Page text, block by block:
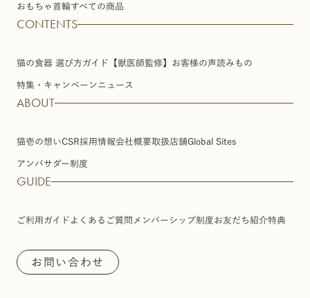
おもちゃ首輪すべての商品
CONTENTS
猫の食器 選び方ガイド【獣医師監修】 お客様の声読みもの
特集・キャンペーンニュース
ABOUT
猫壱の想いCSR採用情報会社概要取扱店舗Global Sites
アンバサダー制度
GUIDE
ご利用ガイド よくあるご質問 メンバーシップ制度お友だち紹介特典
お問い合わせ